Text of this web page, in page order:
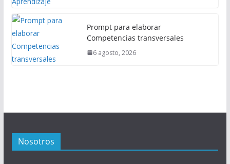
Prompt para elaborar
Competencias transversales
6 agosto, 2026
Nosotros